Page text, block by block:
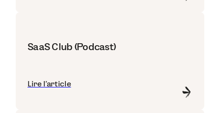
SaaS Club (Podcast)
Lire l'article